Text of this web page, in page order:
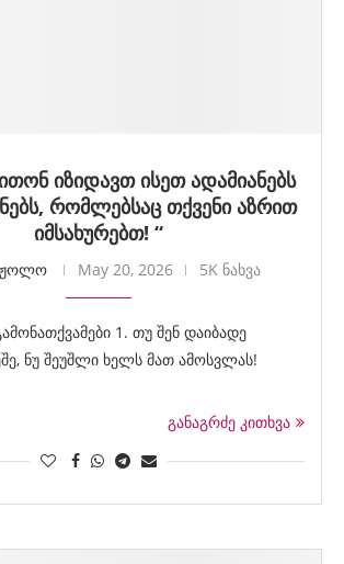
იზიდავთ ისეთ ადამიანებს
რომლებსაც თქვენი აზრით
იმსახურებთ! “
ჟოლო May 20, 2026 5K ნახვა
1. თუ შენ დაიბადე
ნუ შეუშლი ხელს მათ ამოსვლას!
განაგრძე კითხვა